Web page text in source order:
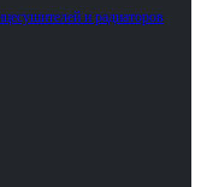
и радиаторов